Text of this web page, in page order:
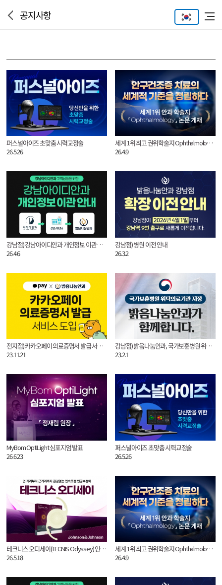
공지사항
퍼스널아이즈 초맞춤 시력교정술
26.5.26
세계 1위 최고 권위학술지 Ophthalmology 논문 게재
26.4.9
강남점) 강남아이디안과 개인정보 이관 안내
26.4.6
강남점) 병원 이전 안내
26.3.2
전지점) 카카오페이 의료증명서 발급 서비스 도입
23.11.21
강남점) 밝음나눔안과, 국가보훈병원 위탁의료기관 지정
23.2.1
MyBom OptiLight 심포지엄 발표
26.6.23
퍼스널아이즈 초맞춤 시력교정술
26.5.26
테크니스 오디세이(TECNIS Odyssey) 인공수정체
26.5.18
세계 1위 최고 권위학술지 Ophthalmology 논문 게재
26.4.9